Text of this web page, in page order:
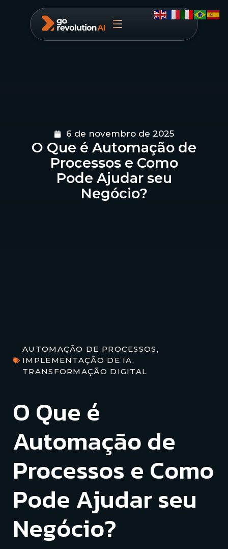
6 de novembro de 2025
O Que é Automação de
Processos e Como
Pode Ajudar seu
Negócio?
AUTOMAÇÃO DE PROCESSOS,
IMPLEMENTAÇÃO DE IA,
TRANSFORMAÇÃO DIGITAL
O Que é
Automação de
Processos e Como
Pode Ajudar seu
Negócio?